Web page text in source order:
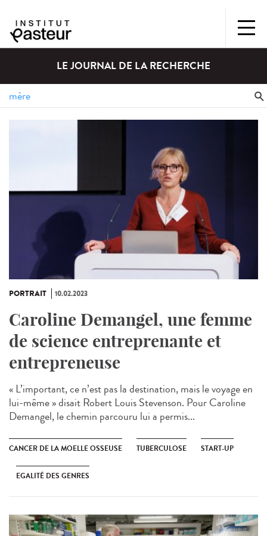
LE JOURNAL DE LA RECHERCHE
PORTRAIT 10.02.2023
Caroline Demangel, une femme
de science entreprenante et
entrepreneuse
« L’important, ce n’est pas la destination, mais le voyage en
lui-même » disait Robert Louis Stevenson. Pour Caroline
Demangel, le chemin parcouru lui a permis...
CANCER DE LA MOELLE OSSEUSE TUBERCULOSE START-UP
EGALITÉ DES GENRES